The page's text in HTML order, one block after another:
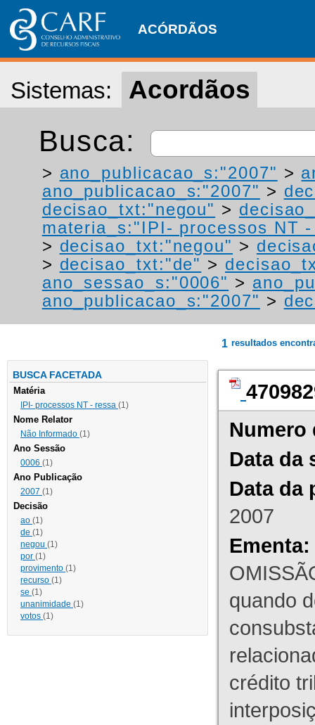
ACÓRDÃOS
Sistemas: Acordãos
Busca:
> ano_publicacao_s:"2007" >
ano_publicacao_s:"2007" >
decisao_txt:"negou" >
materia_s:"IPI- processos NT
> decisao_txt:"negou" >
> decisao_txt:"de" >
ano_sessao_s:"0006" >
ano_publicacao_s:"2007" >
BUSCA FACETADA
Matéria
IPI- processos NT - ressa (1)
Nome Relator
Não Informado (1)
Ano Sessão
0006 (1)
Ano Publicação
2007 (1)
Decisão
ao (1)
de (1)
negou (1)
por (1)
provimento (1)
recurso (1)
se (1)
unanimidade (1)
votos (1)
1 resultados
Numero
Data da
Data da
2007
Ementa:
quando
crédito